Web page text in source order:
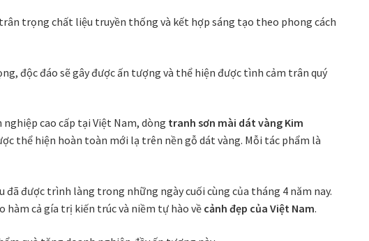
trọng chất liệu truyền thống và kết hợp sáng tạo theo phong cách
độc đáo sẽ gây được ấn tượng và thể hiện được tình cảm trân quý
cao cấp tại Việt Nam, dòng tranh sơn mài dát vàng Kim
thể hiện hoàn toàn mới lạ trên nền gỗ dát vàng. Mỗi tác phẩm là
được trình làng trong những ngày cuối cùng của tháng 4 năm nay.
hàm cả gía trị kiến trúc và niềm tự hào vềcảnh đẹp của Việt Nam.